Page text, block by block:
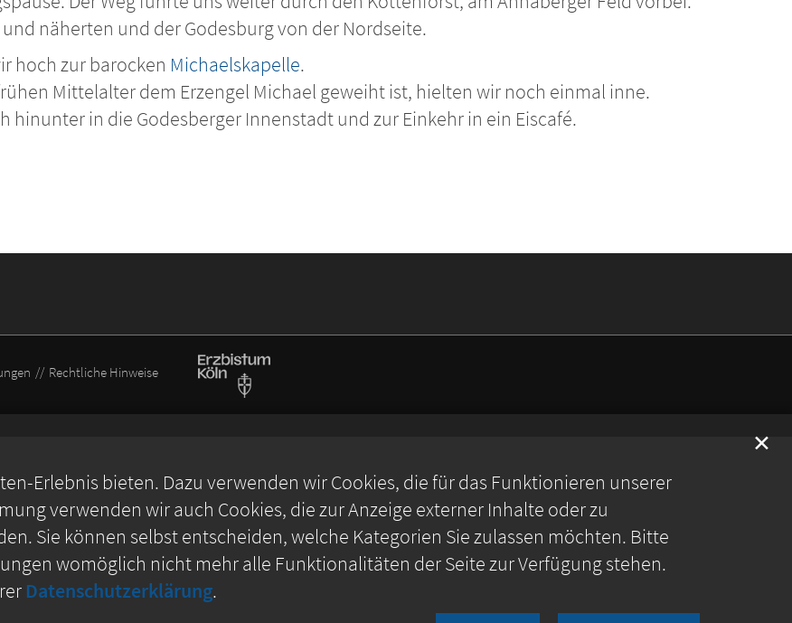
Erlebnis bieten. Dazu verwenden wir Cookies, die für das Funktionieren unserer
verwenden wir auch Cookies, die zur Anzeige externer Inhalte oder zu
Sie können selbst entscheiden, welche Kategorien Sie zulassen möchten. Bitte
womöglich nicht mehr alle Funktionalitäten der Seite zur Verfügung stehen.
Datenschutzerklärung.
✕
näherten und der Godesburg von der Nordseite.
hoch zur barocken Michaelskapelle.
Mittelalter dem Erzengel Michael geweiht ist, hielten wir noch einmal inne.
hinunter in die Godesberger Innenstadt und zur Einkehr in ein Eiscafé.
Rechtliche Hinweise